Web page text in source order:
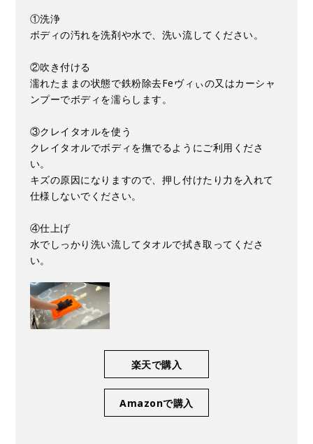
①洗浄
ボディの汚れを洗剤や水で、洗い流してください。
②吹き付ける
濡れたままの状態で鉄粉除去Feヴィぃの又はカーシャ
ンプーでボディを濡らします。
③クレイタオルを使う
クレイタオルでボディを撫でるようにご利用くださ
い。
キズの原因になりますので、押し付けたり力を入れて
仕様しないでください。
④仕上げ
水でしっかり洗い流してタオルで拭き取ってくださ
い。
楽天で購入
Amazonで購入